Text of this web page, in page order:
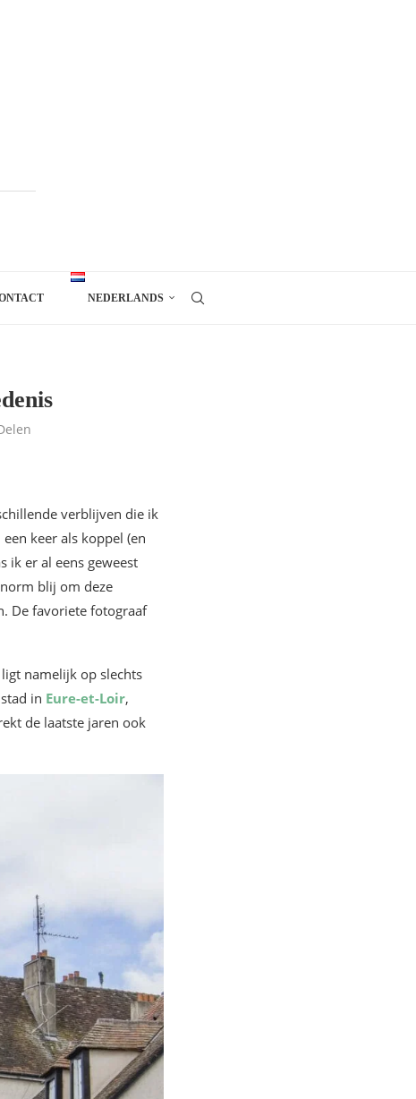
NEDERLANDS
verblijven die ik
keer als koppel (en
ik er al eens geweest
blij om deze
De favoriete fotograaf
namelijk op slechts
in Eure-et-Loir,
de laatste jaren ook